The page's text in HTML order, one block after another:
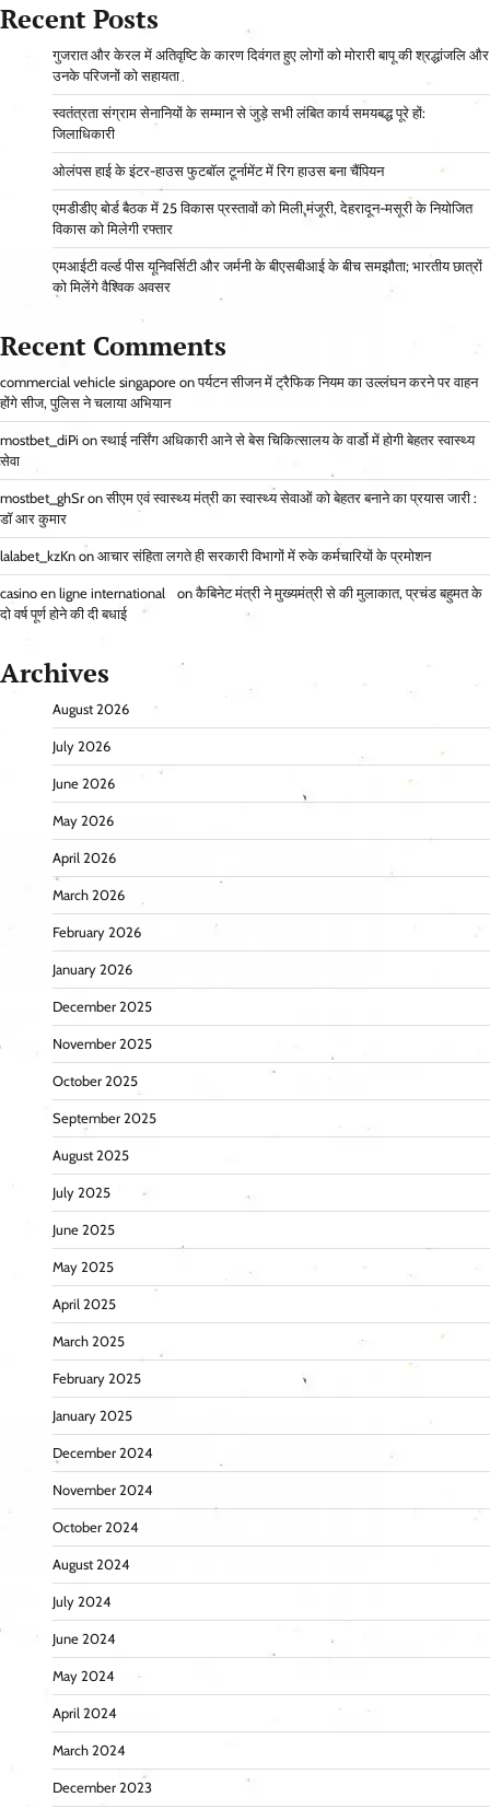
Recent Posts
गुजरात और केरल में अतिवृष्टि के कारण दिवंगत हुए लोगों को मोरारी बापू की श्रद्धांजलि और
उनके परिजनों को सहायता
स्वतंत्रता संग्राम सेनानियों के सम्मान से जुड़े सभी लंबित कार्य समयबद्ध पूरे हों:
जिलाधिकारी
ओलंपस हाई के इंटर-हाउस फुटबॉल टूर्नामेंट में रिग हाउस बना चैंपियन
एमडीडीए बोर्ड बैठक में 25 विकास प्रस्तावों को मिली मंजूरी, देहरादून-मसूरी के नियोजित
विकास को मिलेगी रफ्तार
एमआईटी वर्ल्ड पीस यूनिवर्सिटी और जर्मनी के बीएसबीआई के बीच समझौता; भारतीय छात्रों
को मिलेंगे वैश्विक अवसर
Recent Comments
commercial vehicle singapore onपर्यटन सीजन में ट्रैफिक नियम का उल्लंघन करने पर वाहन
होंगे सीज, पुलिस ने चलाया अभियान
mostbet_diPi onस्थाई नर्सिंग अधिकारी आने से बेस चिकित्सालय के वार्डो में होगी बेहतर स्वास्थ्य
सेवा
mostbet_ghSr onसीएम एवं स्वास्थ्य मंत्री का स्वास्थ्य सेवाओं को बेहतर बनाने का प्रयास जारी :
डॉ आर कुमार
lalabet_kzKn on आचार संहिता लगते ही सरकारी विभागों में रुके कर्मचारियों के प्रमोशन
casino en ligne international onकैबिनेट मंत्री ने मुख्यमंत्री से की मुलाकात, प्रचंड बहुमत के
दो वर्ष पूर्ण होने की दी बधाई
Archives
August 2026
July 2026
June 2026
May 2026
April 2026
March 2026
February 2026
January 2026
December 2025
November 2025
October 2025
September 2025
August 2025
July 2025
June 2025
May 2025
April 2025
March 2025
February 2025
January 2025
December 2024
November 2024
October 2024
August 2024
July 2024
June 2024
May 2024
April 2024
March 2024
December 2023